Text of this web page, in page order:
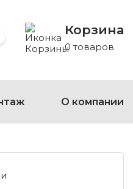
Избранное Корзина
0 товаров
О компании